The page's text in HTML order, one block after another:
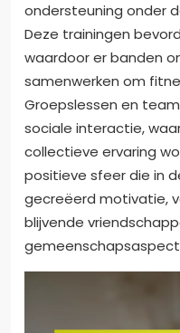
ondersteuning onder
Deze trainingen
waardoor er banden
samenwerken om
Groepslessen en
sociale interactie,
collectieve ervaring
positieve sfeer die in
gecreëerd motivatie,
blijvende